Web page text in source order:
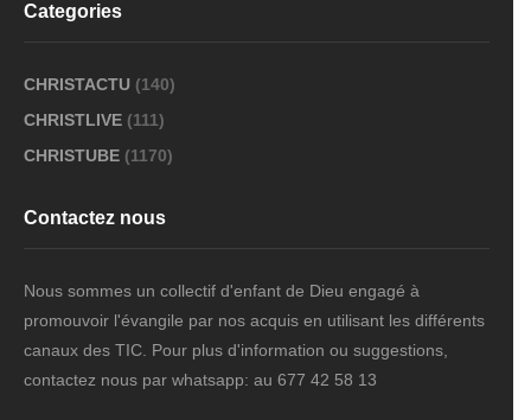
Categories
CHRISTACTU (140)
CHRISTLIVE (111)
CHRISTUBE (1170)
Contactez nous
Nous sommes un collectif d'enfant de Dieu engagé à
promouvoir l'évangile par nos acquis en utilisant les différents
canaux des TIC. Pour plus d'information ou suggestions,
contactez nous par whatsapp: au 677 42 58 13